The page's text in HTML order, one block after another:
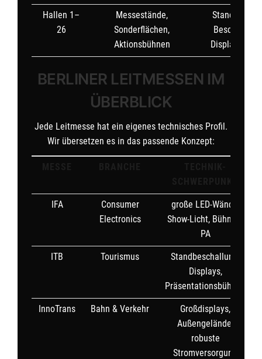
Hallen 1–
26
Messestände,
Sonderflächen,
Aktionsbühnen
Beschallung,
Displays,
BERLINER LEITMESSEN IM
ÜBERBLICK
Jede Leitmesse hat ein eigenes technisches Profil.
Wir übersetzen es in das passende Konzept:
IFA
Consumer
Electronics
große LED-Wände,
Show-Licht, Bühnen-
PA
ITB Tourismus
Standbeschallung,
Displays,
Präsentationsbühnen
InnoTrans Bahn & Verkehr
Großdisplays,
Außengelände,
robuste
Stromversorgung